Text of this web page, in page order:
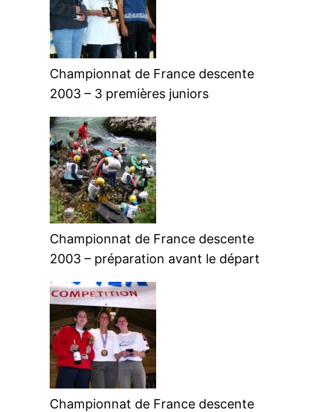
Championnat de France descente
2003 – 3 premières juniors
Championnat de France descente
2003 – préparation avant le départ
Championnat de France descente